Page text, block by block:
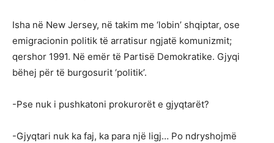
Isha në New Jersey, në takim me ‘lobin’ shqiptar, ose
emigracionin politik të arratisur ngjatë komunizmit;
qershor 1991. Në emër të Partisë Demokratike. Gjyqi
bëhej për të burgosurit ‘politik’.
-Pse nuk i pushkatoni prokurorët e gjyqtarët?
-Gjyqtari nuk ka faj, ka para një ligj… Po ndryshojmë